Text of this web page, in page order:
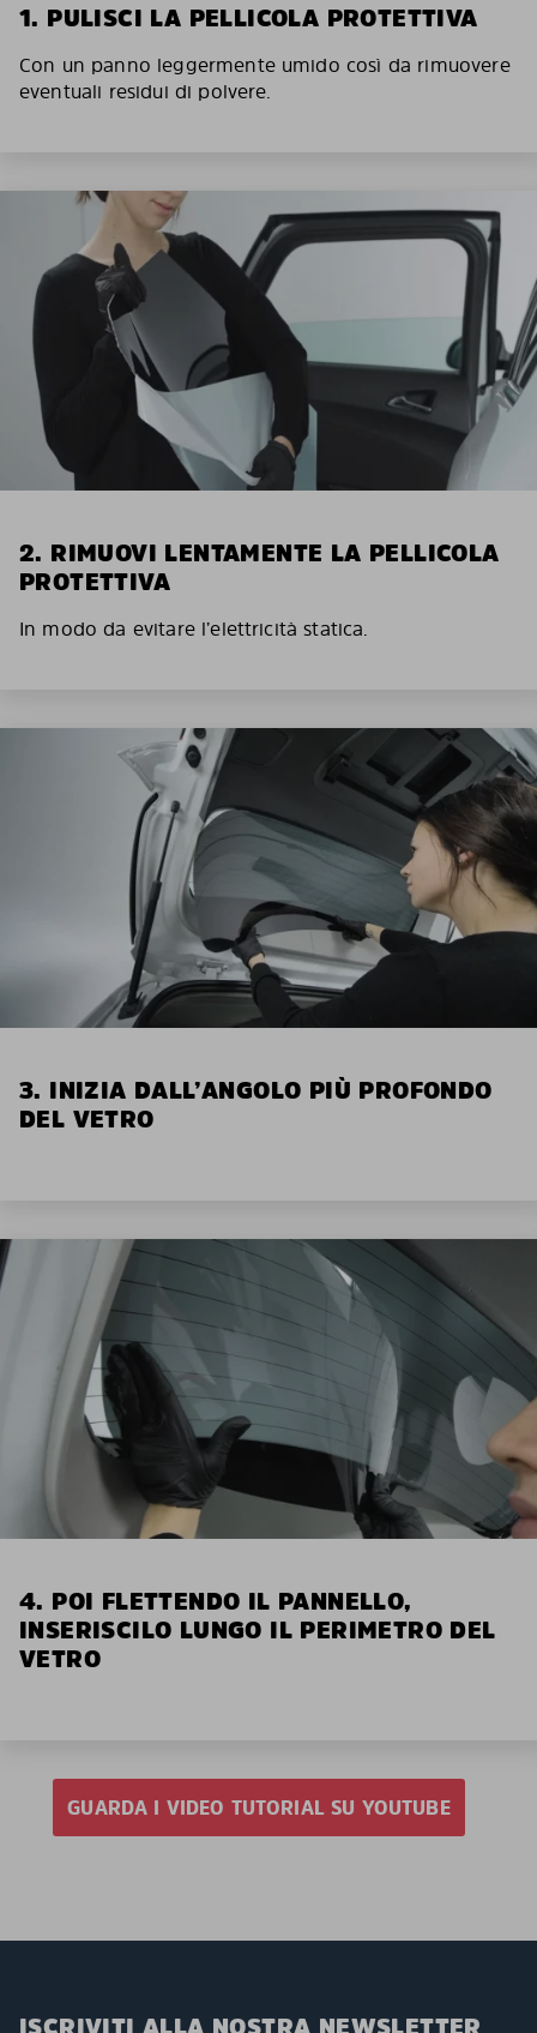
1. PULISCI LA PELLICOLA PROTETTIVA
Con un panno leggermente umido così da rimuovere
eventuali residui di polvere.
2. RIMUOVI LENTAMENTE LA PELLICOLA
PROTETTIVA
In modo da evitare l’elettricità statica.
3. INIZIA DALL’ANGOLO PIÙ PROFONDO
DEL VETRO
4. POI FLETTENDO IL PANNELLO,
INSERISCILO LUNGO IL PERIMETRO DEL
VETRO
GUARDA I VIDEO TUTORIAL SU YOUTUBE